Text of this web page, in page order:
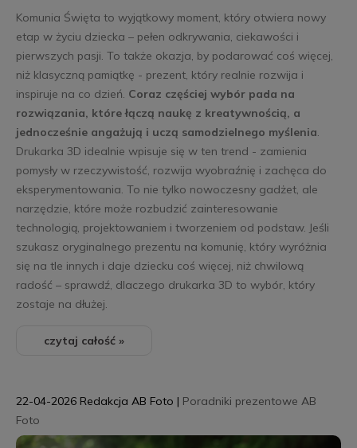
Komunia Święta to wyjątkowy moment, który otwiera nowy
etap w życiu dziecka – pełen odkrywania, ciekawości i
pierwszych pasji. To także okazja, by podarować coś więcej,
niż klasyczną pamiątkę - prezent, który realnie rozwija i
inspiruje na co dzień. Coraz częściej wybór pada na
rozwiązania, które łączą naukę z kreatywnością, a
jednocześnie angażują i uczą samodzielnego myślenia.
Drukarka 3D idealnie wpisuje się w ten trend - zamienia
pomysły w rzeczywistość, rozwija wyobraźnię i zachęca do
eksperymentowania. To nie tylko nowoczesny gadżet, ale
narzędzie, które może rozbudzić zainteresowanie
technologią, projektowaniem i tworzeniem od podstaw. Jeśli
szukasz oryginalnego prezentu na komunię, który wyróżnia
się na tle innych i daje dziecku coś więcej, niż chwilową
radość – sprawdź, dlaczego drukarka 3D to wybór, który
zostaje na dłużej.
czytaj całość »
22-04-2026 Redakcja AB Foto | Poradniki prezentowe AB
Foto